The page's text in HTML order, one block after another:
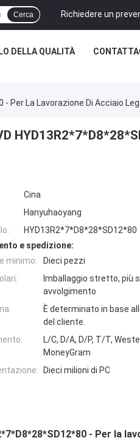
Richiedere un
Cerca
DELLA QUALITÀ
Per La Lavorazione Di Acciaio
Cina
Hanyuhaoyang
HYD13R2*7*D8*28*SD12*80
e spedizione:
minimo:
Dieci pezzi
Imballaggio stretto, più
avvolgimento
È determinato in base
del cliente.
L/C, D/A, D/P, T/T,
MoneyGram
Dieci milioni di PC
- Per la